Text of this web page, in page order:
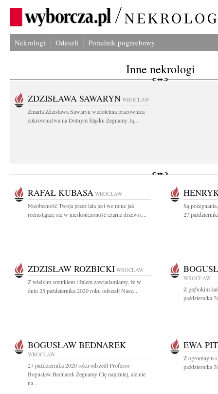
Nekrologi Odeszli Poradnik pogrzebowy
Inne nekrologi
ZDZISŁAWA SAWARYN WROCŁAW
Zmarła Zdzisława Sawaryn wieloletnia pracownica
cukrownictwa na Dolnym Śląsku Żegnamy Ją...
RAFAŁ KUBASA WROCŁAW
Nieobecność Twoja przez lata jest we mnie jak
rozrastające się w nieskończoność czarne drzewo....
Są
27
ZDZISŁAW ROZBICKI WROCŁAW
Z wielkim smutkiem i żalem zawiadamiamy, że w
dniu 25 października 2020 roku odszedł Nasz...
WROCŁAW
Z głębokim
października
BOGUSŁAW BEDNAREK
WROCŁAW
27 października 2020 roku odszedł Profesor
Bogusław Bednarek Żegnamy Cię najczulej, ale nie
na...
EWA
Z ogromnym
października